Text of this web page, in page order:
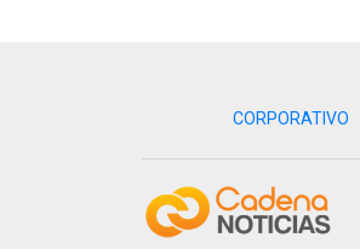
CORPORATIVO